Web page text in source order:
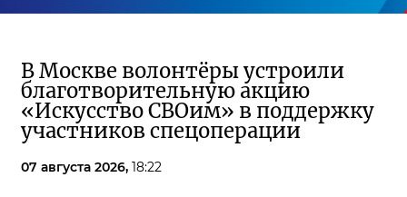
В Москве волонтёры устроили
благотворительную акцию
«Искусство СВОим» в поддержку
участников спецоперации
07 августа 2026, 18:22